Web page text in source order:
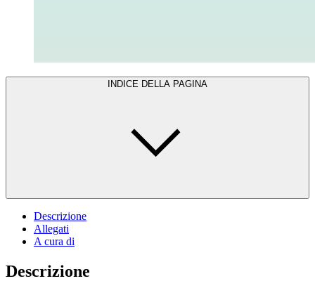
INDICE DELLA PAGINA
Descrizione
Allegati
A cura di
Descrizione